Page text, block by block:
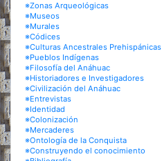
※Zonas Arqueológicas
※Museos
※Murales
※Códices
※Culturas Ancestrales Prehispánicas
※Pueblos Indígenas
※Filosofía del Anáhuac
※Historiadores e Investigadores
※Civilización del Anáhuac
※Entrevistas
※Identidad
※Colonización
※Mercaderes
※Ontología de la Conquista
※Construyendo el conocimiento